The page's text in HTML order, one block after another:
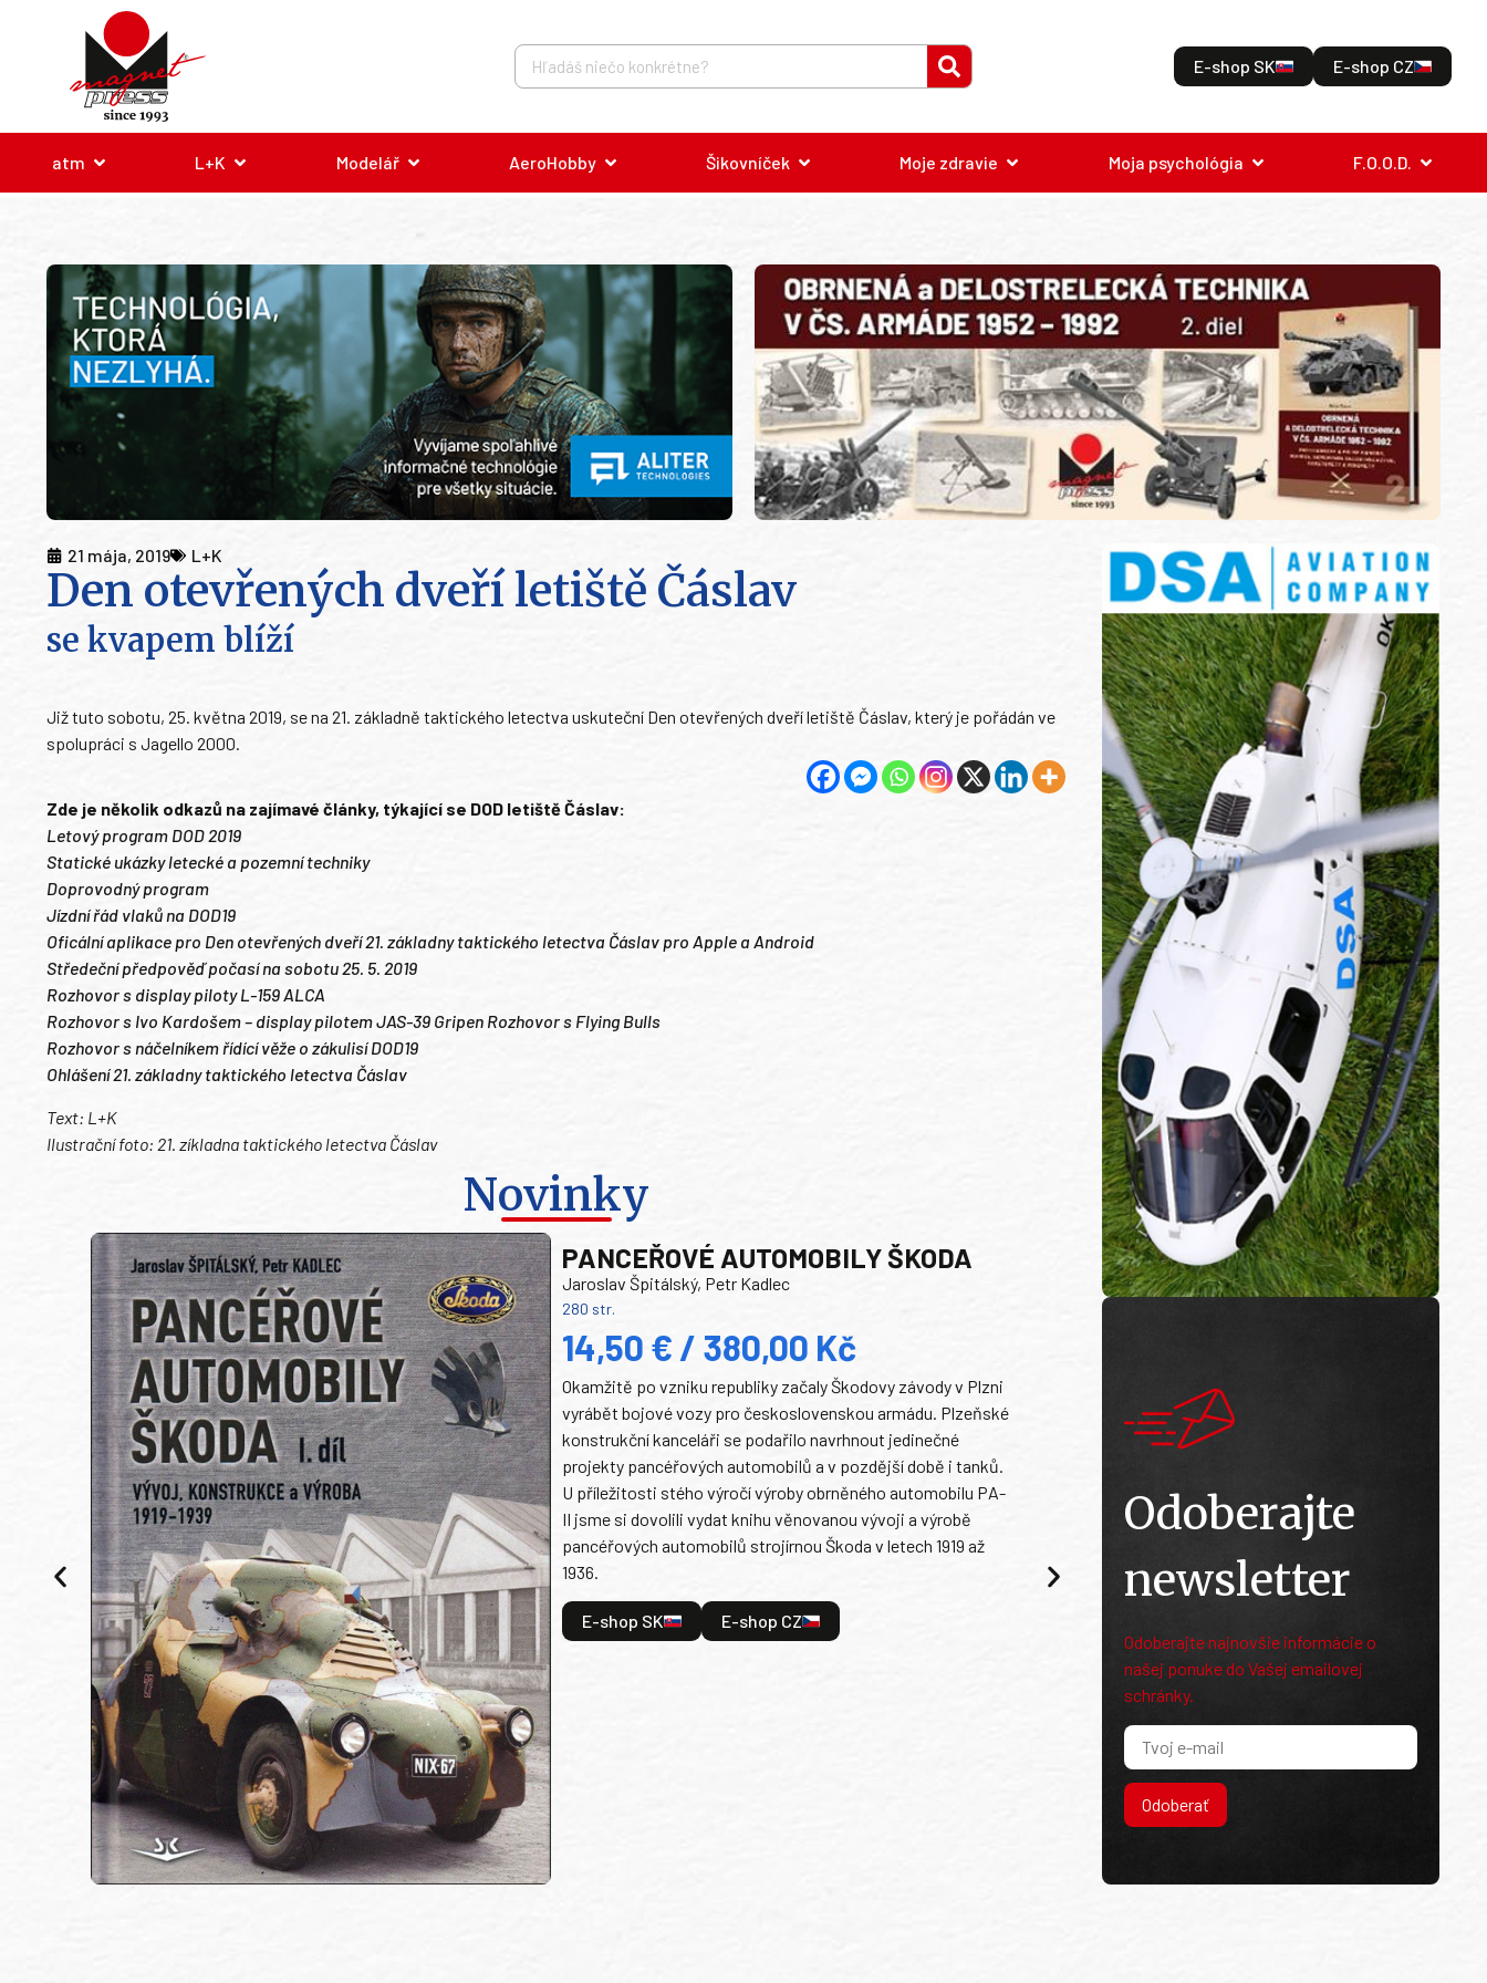
E-shop SK E-shop CZ
atm L+K Modelář AeroHobby Šikovníček Moje zdravie Moja psychológia F.O.O.D.
21 mája, 2019 L+K
Den otevřených dveří letiště Čáslav
se kvapem blíží
Již tuto sobotu, 25. května 2019, se na 21. základně taktického letectva uskuteční Den otevřených dveří letiště Čáslav, který je pořádán ve
spolupráci s Jagello 2000.
Zde je několik odkazů na zajímavé články, týkající se DOD letiště Čáslav:
Letový program DOD 2019
Statické ukázky letecké a pozemní techniky
Doprovodný program
Jízdní řád vlaků na DOD19
Oficální aplikace pro Den otevřených dveří 21. základny taktického letectva Čáslav pro Apple a Android
Středeční předpověď počasí na sobotu 25. 5. 2019
Rozhovor s display piloty L-159 ALCA
Rozhovor s Ivo Kardošem – display pilotem JAS-39 Gripen Rozhovor s Flying Bulls
Rozhovor s náčelníkem řídící věže o zákulisí DOD19
Ohlášení 21. základny taktického letectva Čáslav
Text: L+K
Ilustrační foto: 21. zíkladna taktického letectva Čáslav
Novinky
PANCEŘOVÉ AUTOMOBILY ŠKODA
Jaroslav Špitálský, Petr Kadlec
280 str.
14,50 € / 380,00 Kč
Okamžitě po vzniku republiky začaly Škodovy závody v Plzni
vyrábět bojové vozy pro československou armádu. Plzeňské
konstrukční kanceláři se podařilo navrhnout jedinečné
projekty pancéřových automobilů a v pozdější době i tanků.
U příležitosti stého výročí výroby obrněného automobilu PA-
II jsme si dovolili vydat knihu věnovanou vývoji a výrobě
pancéřových automobilů strojírnou Škoda v letech 1919 až
1936.
E-shop SK E-shop CZ
Odoberajte
newsletter
Odoberajte najnovšie informácie o
našej ponuke do Vašej emailovej
schránky.
Odoberať